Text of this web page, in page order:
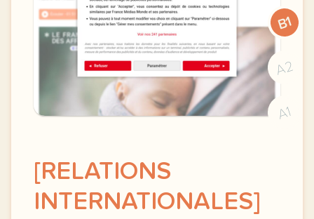
B1
A2
A1
[RELATIONS
INTERNATIONALES]